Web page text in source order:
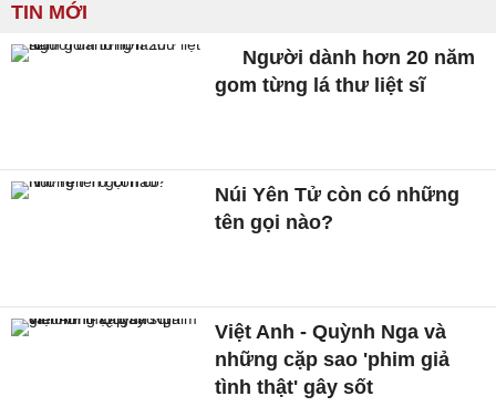
TIN MỚI
Người dành hơn 20 năm
gom từng lá thư liệt sĩ
Núi Yên Tử còn có những
tên gọi nào?
Việt Anh - Quỳnh Nga và
những cặp sao 'phim giả
tình thật' gây sốt